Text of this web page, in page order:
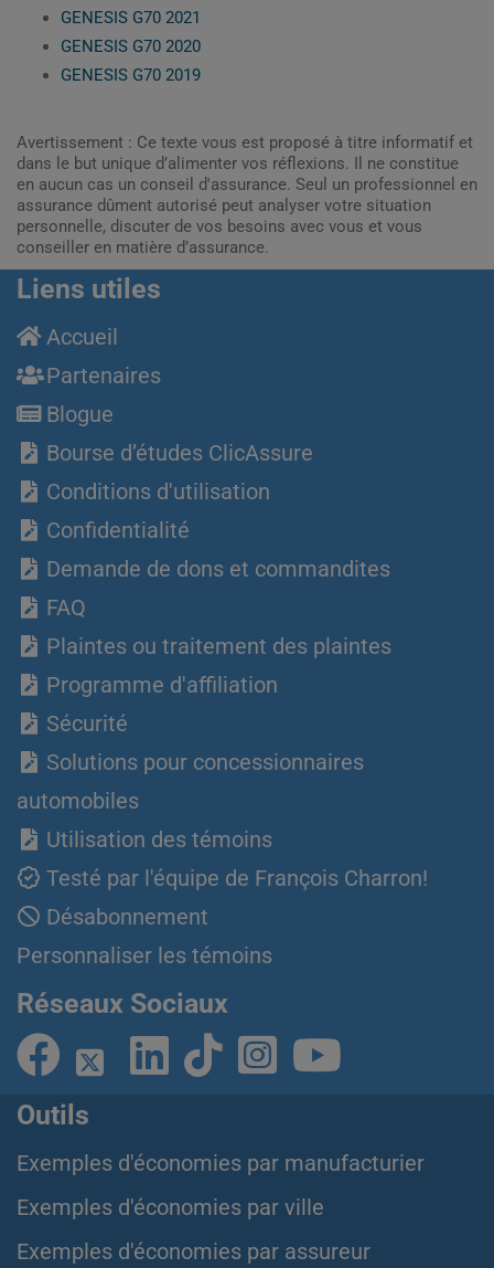
GENESIS G70 2021
GENESIS G70 2020
GENESIS G70 2019
Avertissement : Ce texte vous est proposé à titre informatif et
dans le but unique d’alimenter vos réflexions. Il ne constitue
en aucun cas un conseil d'assurance. Seul un professionnel en
assurance dûment autorisé peut analyser votre situation
personnelle, discuter de vos besoins avec vous et vous
conseiller en matière d’assurance.
Liens utiles
Accueil
Partenaires
Blogue
Bourse d’études ClicAssure
Conditions d'utilisation
Confidentialité
Demande de dons et commandites
FAQ
Plaintes ou traitement des plaintes
Programme d'affiliation
Sécurité
Solutions pour concessionnaires
automobiles
Utilisation des témoins
Testé par l'équipe de François Charron!
Désabonnement
Personnaliser les témoins
Réseaux Sociaux
Outils
Exemples d'économies par manufacturier
Exemples d'économies par ville
Exemples d'économies par assureur